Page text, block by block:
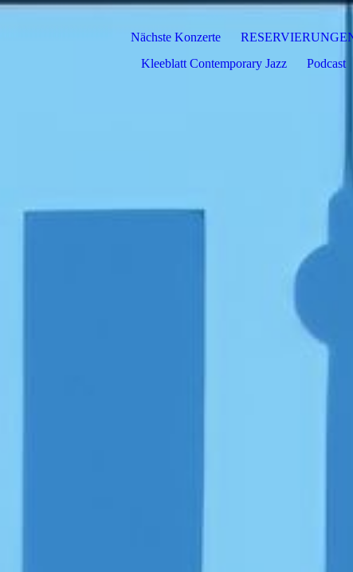
Nächste Konzerte
Kleeblatt Contemporary Jazz
Podcast